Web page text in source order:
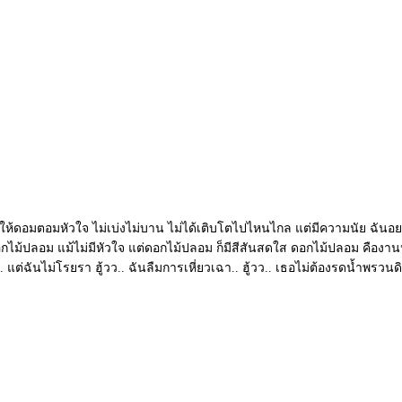
ห้ดอมตอมหัวใจ ไม่เบ่งไม่บาน ไม่ได้เติบโตไปไหนไกล แต่มีความนัย ฉัน
กไม้ปลอม แม้ไม่มีหัวใจ แต่ดอกไม้ปลอม ก็มีสีสันสดใส ดอกไม้ปลอม คือง
ต่ฉันไม่โรยรา ฮู้วว.. ฉันลืมการเหี่ยวเฉา.. ฮู้วว.. เธอไม่ต้องรดน้ำพรว